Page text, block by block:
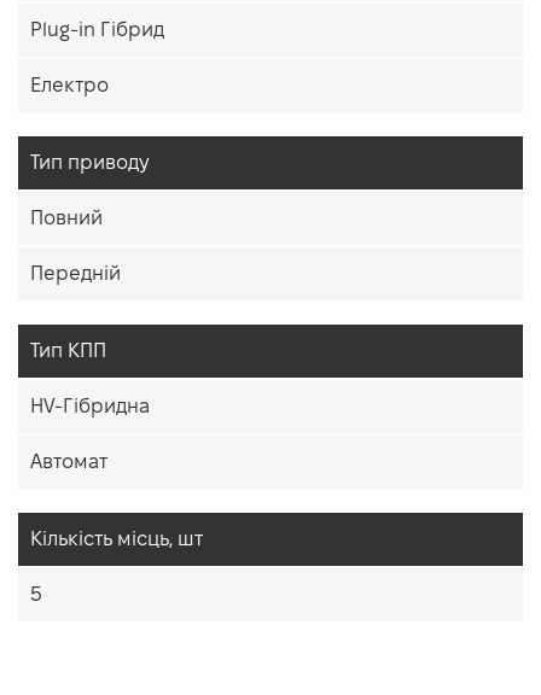
Plug-in Гібрид
Електро
Тип приводу
Повний
Передній
Тип КПП
HV-Гібридна
Автомат
Кiлькiсть мiсць, шт
5